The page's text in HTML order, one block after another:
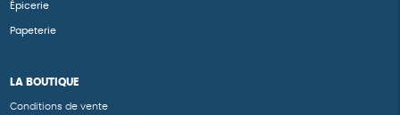
Épicerie
Papeterie
LA BOUTIQUE
Conditions de vente